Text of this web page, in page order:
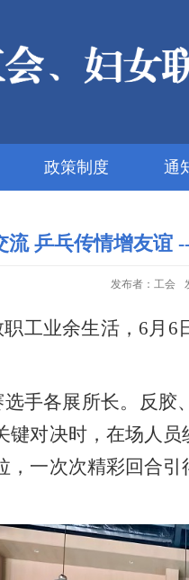
政策制度 通
流 乒乓传情增友谊
发布者：工会
职工业余生活， 6月 6
选手各展所长。 反胶
键对决时，在场人
，一次次精彩回合